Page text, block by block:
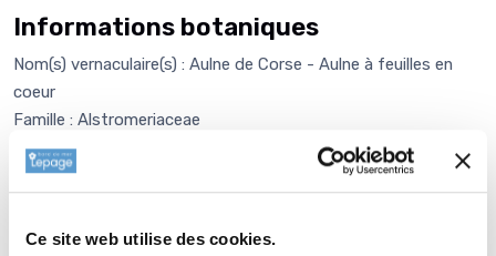
Ce site web utilise des cookies.
Informations botaniques
Nom(s) vernaculaire(s) : Aulne de Corse - Aulne à feuilles en
coeur
Famille : Alstromeriaceae
Genre : ALSTROEMERIA
Nom vernaculaire : Lis des Incas